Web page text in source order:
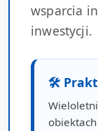
wsparcia
inwestycji.
🛠